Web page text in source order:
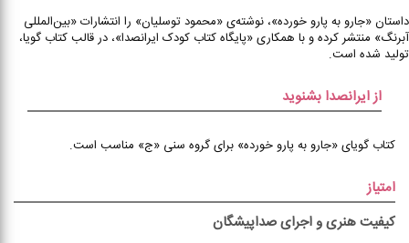
داستان‌ «جارو به پارو خورده»، نوشته‌ی «محمود توسلیان» را انتشارات «بین‌المللی
آبرنگ» منتشر کرده و با همکاری «پایگاه کتاب کودک ایرانصدا»، در قالب کتاب گویا،
تولید شده است.
از ایرانصدا بشنوید
کتاب گویای «جارو به پارو خورده» برای گروه سنی «ج» مناسب است.
امتیاز
کیفیت هنری و اجرای صداپیشگان